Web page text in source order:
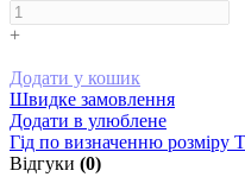
+
Додати у кошик
Швидке замовлення
Додати в улюблене
Гід по визначенню розміру
Відгуки (0)